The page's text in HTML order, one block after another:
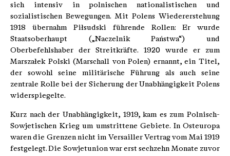
sich intensiv in polnischen nationalistischen und
sozialistischen Bewegungen. Mit Polens Wiedererstehung
1918 übernahm Piłsudski führende Rollen: Er wurde
Staatsoberhaupt („Naczelnik Państwa“) und
Oberbefehlshaber der Streitkräfte. 1920 wurde er zum
Marszałek Polski (Marschall von Polen) ernannt, ein Titel,
der sowohl seine militärische Führung als auch seine
zentrale Rolle bei der Sicherung der Unabhängigkeit Polens
widerspiegelte.
Kurz nach der Unabhängigkeit, 1919, kam es zum Polnisch-
Sowjetischen Krieg um umstrittene Gebiete. In Osteuropa
waren die Grenzen nicht im Versailler Vertrag vom Mai 1919
festgelegt. Die Sowjetunion war erst sechzehn Monate zuvor